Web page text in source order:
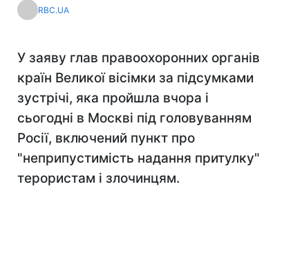
RBC.UA
У заяву глав правоохоронних органів
країн Великої вісімки за підсумками
зустрічі, яка пройшла вчора і
сьогодні в Москві під головуванням
Росії, включений пункт про
"неприпустимість надання притулку"
терористам і злочинцям.